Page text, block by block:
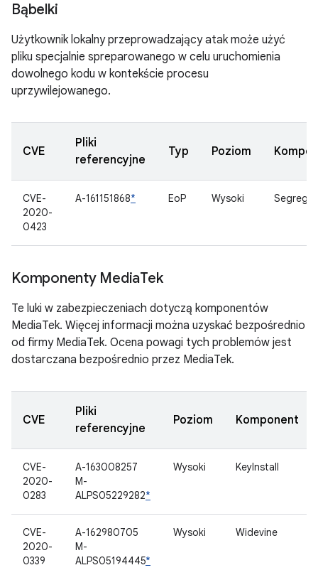
Bąbelki
Użytkownik lokalny przeprowadzający atak może użyć
pliku specjalnie spreparowanego w celu uruchomienia
dowolnego kodu w kontekście procesu
uprzywilejowanego.
CVE
Pliki
referencyjne
Typ Poziom
CVE-
2020-
0423
A-161151868* EoP Wysoki
Komponenty MediaTek
Te luki w zabezpieczeniach dotyczą komponentów
MediaTek. Więcej informacji można uzyskać bezpośrednio
od firmy MediaTek. Ocena powagi tych problemów jest
dostarczana bezpośrednio przez MediaTek.
CVE
Pliki
referencyjne
Poziom Komponent
CVE-
2020-
0283
A-163008257
M-
ALPS05229282*
Wysoki KeyInstall
CVE-
2020-
0339
A-162980705
M-
ALPS05194445*
Wysoki Widevine